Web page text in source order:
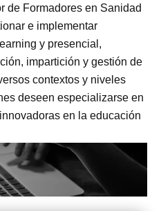
de Formadores en Sanidad
e implementar
y presencial,
impartición y gestión de
contextos y niveles
deseen especializarse en
en la educación